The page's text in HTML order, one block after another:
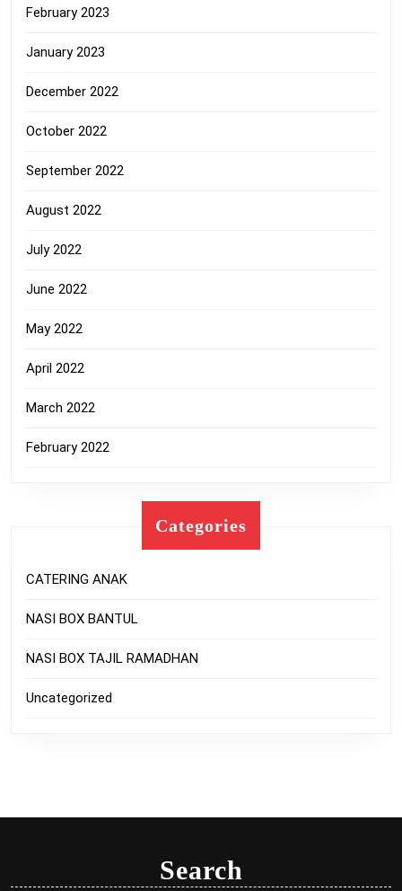
February 2023
January 2023
December 2022
October 2022
September 2022
August 2022
July 2022
June 2022
May 2022
April 2022
March 2022
February 2022
Categories
CATERING ANAK
NASI BOX BANTUL
NASI BOX TAJIL RAMADHAN
Uncategorized
Search